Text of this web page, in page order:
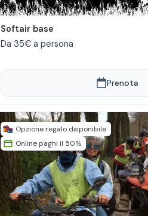
Softair base
Da 35€ a persona
Prenota
Opzione regalo disponibile
Online paghi il 50%